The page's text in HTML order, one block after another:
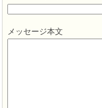
メッセージ本文